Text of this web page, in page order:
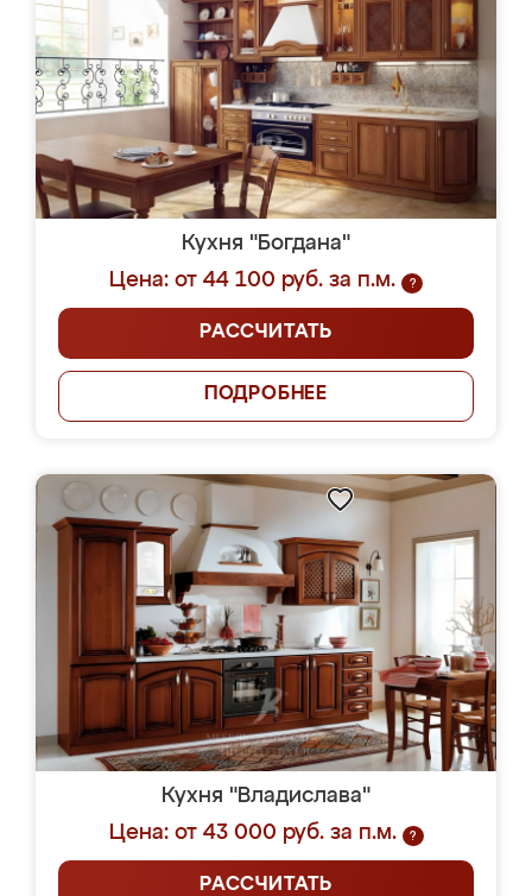
Кухня "Богдана"
Цена: от 44 100 руб. за п.м.
?
РАССЧИТАТЬ
ПОДРОБНЕЕ
Кухня "Владислава"
Цена: от 43 000 руб. за п.м.
?
РАССЧИТАТЬ